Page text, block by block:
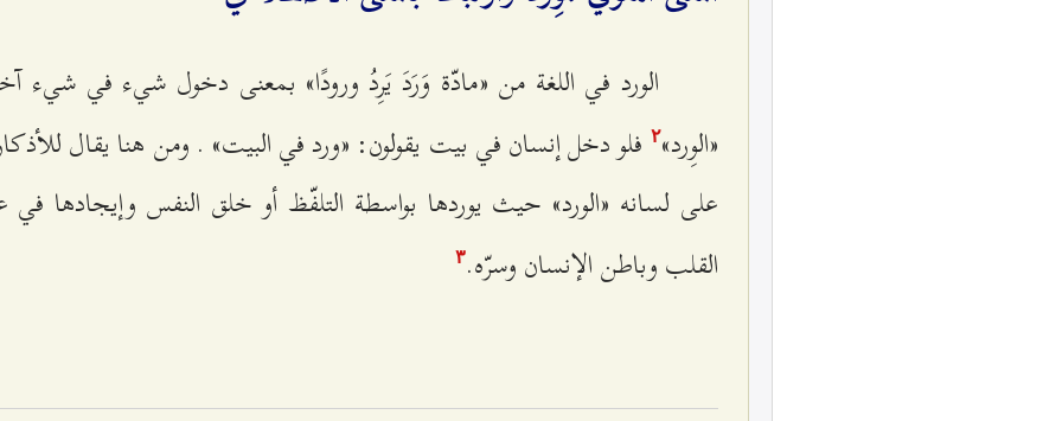
الورد في اللغة من «مادّة وَرَدَ يَرِدُ ورودًا» بمعنى دخول شيء في شيء
«الوِرد»٢ فلو دخل إنسان في بيت يقولون: «ورد في البيت» . ومن هنا يقال
على لسانه «الورد» حيث يوردها بواسطة التلفّظ أو خلق النفس وإيجادها في
القلب وباطن الإنسان وسرّه.٣